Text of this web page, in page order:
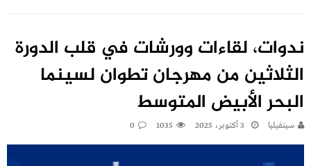
ندوات، لقاءات وورشات في قلب الدورة
الثلاثين من مهرجان تطوان لسينما
البحر الأبيض المتوسط
سينفيليا 3 أكتوبر، 2025 1035
0